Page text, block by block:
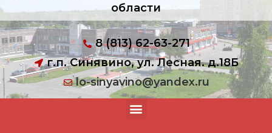
области
8 (813) 62-63-271
г.п. Синявино, ул. Лесная. д.18Б
lo-sinyavino@yandex.ru